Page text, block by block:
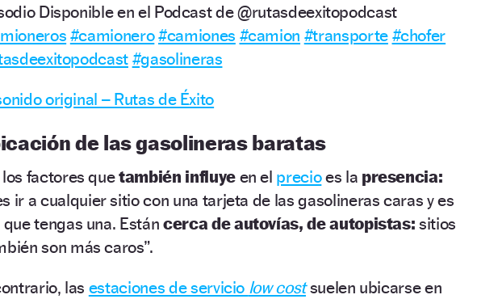
Disponible en el Podcast de @rutasdeexitopodcast
#camionero#camiones #camion #transporte #chofer
#gasolineras
original – Rutas de Éxito
de las gasolineras baratas
los factores quetambién influye en el precioes la presencia:
ir a cualquier sitio con una tarjeta de las gasolineras caras y es
tengas una. Están cerca de autovías, de autopistas:sitios
son más caros”.
las estaciones de servicio low costsuelen ubicarse en